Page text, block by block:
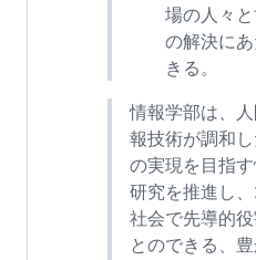
場の人々
の解決に
きる。
情報学部は、
報技術が調和
の実現を目指
研究を推進し
社会で先導的
とのできる、